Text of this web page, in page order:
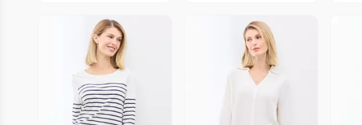
Vista Previa Vista Previa